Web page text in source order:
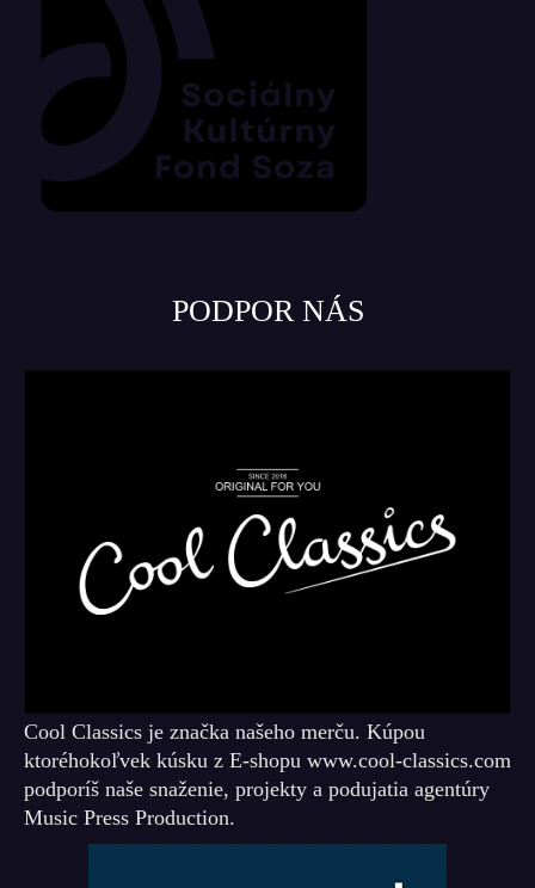
PODPOR NÁS
Cool Classics je značka našeho merču. Kúpou
ktoréhokoľvek kúsku z E-shopu www.cool-classics.com
podporíš naše snaženie, projekty a podujatia agentúry
Music Press Production.